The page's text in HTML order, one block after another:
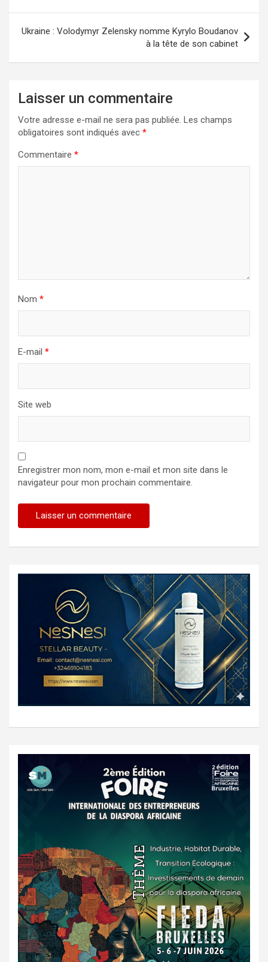
Ukraine : Volodymyr Zelensky nomme Kyrylo Boudanov
à la tête de son cabinet
Laisser un commentaire
Votre adresse e-mail ne sera pas publiée. Les champs
obligatoires sont indiqués avec *
Commentaire *
Nom *
E-mail *
Site web
Enregistrer mon nom, mon e-mail et mon site dans le
navigateur pour mon prochain commentaire.